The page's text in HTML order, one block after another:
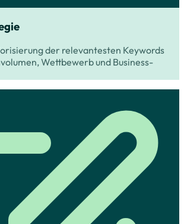
der relevantesten Keywords
Wettbewerb und Business-